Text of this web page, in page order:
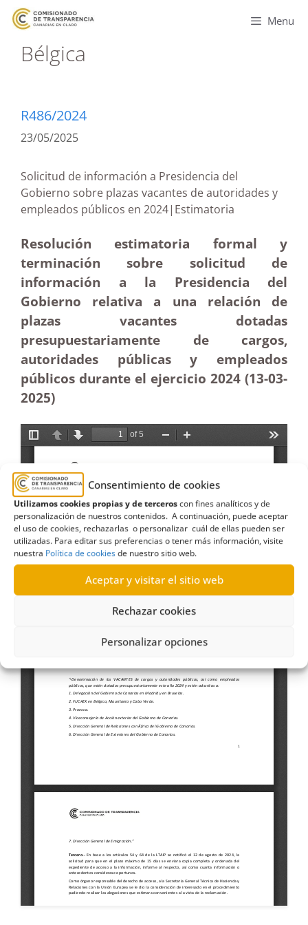
Consentimiento de cookies
Utilizamos cookies propias y de terceroscon fines analíticos y de
personalización de nuestros contenidos. A continuación, puede aceptar
el uso de cookies, rechazarlas o personalizar cuál de ellas pueden ser
utilizadas. Para editar sus preferencias o tener más información, visite
nuestra Política de cookiesde nuestro sitio web.
Aceptar y visitar el sitio web
Rechazar cookies
Personalizar opciones
Menu
Bélgica
R486/2024
23/05/2025
Solicitud de información a Presidencia del
Gobierno sobre plazas vacantes de autoridades y
empleados públicos en 2024|Estimatoria
Resolución estimatoria formal y
terminación sobre solicitud de
información a la Presidencia del
Gobierno relativa a una relación de
plazas vacantes dotadas
presupuestariamente de cargos,
autoridades públicas y empleados
públicos durante el ejercicio 2024 (13-03-
2025)